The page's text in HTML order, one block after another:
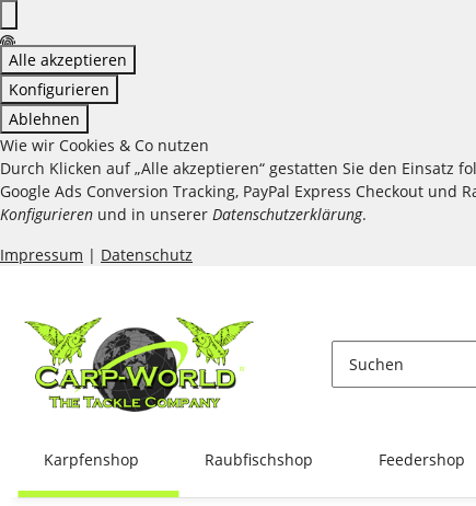
Alle akzeptieren
Konfigurieren
Ablehnen
Wie wir Cookies & Co nutzen
Durch Klicken auf „Alle akzeptieren“ gestatten Sie den Einsatz
Google Ads Conversion Tracking, PayPal Express Checkout
Konfigurieren und in unserer Datenschutzerklärung.
Impressum | Datenschutz
Karpfenshop Raubfischshop Feedershop